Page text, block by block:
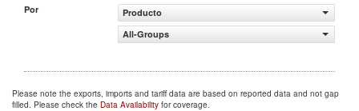
Por
Producto
All-Groups
Please note the exports, imports and tariff data are based on reported data and not gap
filled. Please check the Data Availability for coverage.